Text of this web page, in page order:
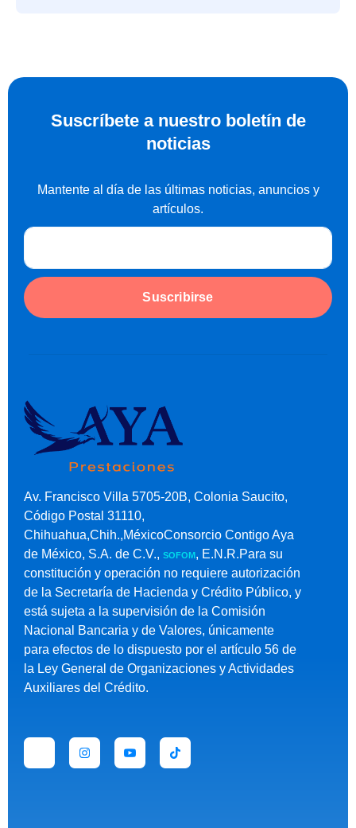
Suscríbete a nuestro boletín de
noticias
Mantente al día de las últimas noticias, anuncios y
artículos.
Suscribirse
Av. Francisco Villa 5705-20B, Colonia Saucito,
Código Postal 31110,
Chihuahua,Chih.,MéxicoConsorcio Contigo Aya
de México, S.A. de C.V., SOFOM, E.N.R.Para su
constitución y operación no requiere autorización
de la Secretaría de Hacienda y Crédito Público, y
está sujeta a la supervisión de la Comisión
Nacional Bancaria y de Valores, únicamente
para efectos de lo dispuesto por el artículo 56 de
la Ley General de Organizaciones y Actividades
Auxiliares del Crédito.